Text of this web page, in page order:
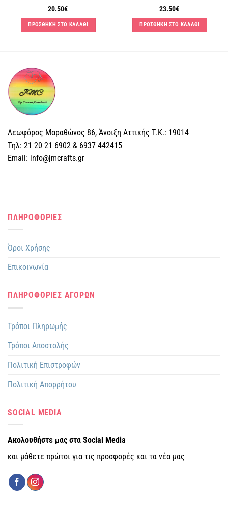
20.50€
ΠΡΟΣΘΗΚΗ ΣΤΟ ΚΑΛΑΘΙ
23.50€
ΠΡΟΣΘΗΚΗ ΣΤΟ ΚΑΛΑΘΙ
Λεωφόρος Μαραθώνος 86, Άνοιξη Αττικής Τ.Κ.: 19014
Tηλ: 21 20 21 6902 & 6937 442415
Email: info@jmcrafts.gr
ΠΛΗΡΟΦΟΡΙΕΣ
Όροι Χρήσης
Επικοινωνία
ΠΛΗΡΟΦΟΡΙΕΣ ΑΓΟΡΩΝ
Τρόποι Πληρωμής
Τρόποι Αποστολής
Πολιτική Επιστροφών
Πολιτική Απορρήτου
SOCIAL MEDIA
Ακολουθήστε μας στα Social Media
και μάθετε πρώτοι για τις προσφορές και τα νέα μας